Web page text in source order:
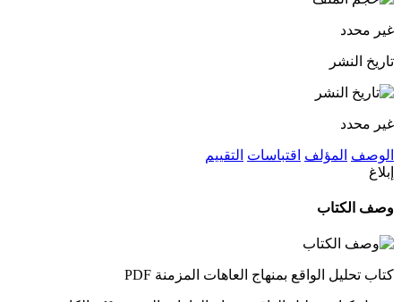
غير محدد
تاريخ النشر
غير محدد
الوصف المؤلف اقتباسات التقييم
إبلاغ
وصف الكتاب
كتاب تحليل الواقع بمنهاج العاهات المزمنة PDF